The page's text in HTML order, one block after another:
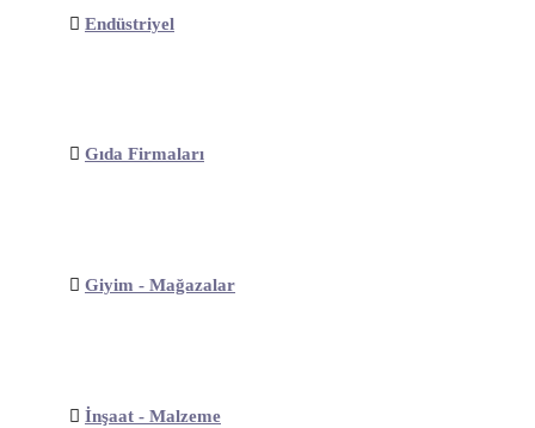
Endüstriyel
Gıda Firmaları
Giyim - Mağazalar
İnşaat - Malzeme